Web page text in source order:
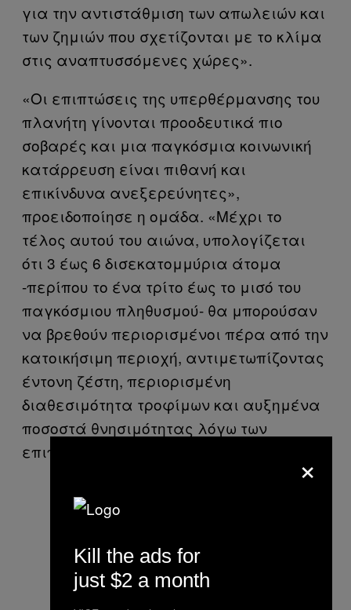
για την αντιστάθμιση των απωλειών και
των ζημιών που σχετίζονται με το κλίμα
στις αναπτυσσόμενες χώρες».
«Οι επιπτώσεις της υπερθέρμανσης του
πλανήτη γίνονται προοδευτικά πιο
σοβαρές και μια παγκόσμια κοινωνική
κατάρρευση είναι πιθανή και
επικίνδυνα ανεξερεύνητες»,
προειδοποίησε η ομάδα. «Μέχρι το
τέλος αυτού του αιώνα, υπολογίζεται
ότι 3 έως 6 δισεκατομμύρια άτομα
-περίπου το ένα τρίτο έως το μισό του
παγκόσμιου πληθυσμού- θα μπορούσαν
να βρεθούν περιορισμένοι πέρα από την
κατοικήσιμη περιοχή, αντιμετωπίζοντας
έντονη ζέστη, περιορισμένη
διαθεσιμότητα τροφίμων και αυξημένα
ποσοστά θνησιμότητας λόγω των
επιπτώσεων της κλιματικής αλλαγής».×
Kill the ads for
just $2 a month